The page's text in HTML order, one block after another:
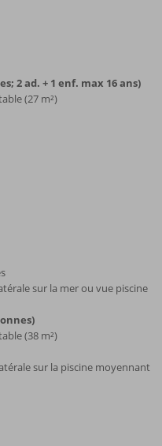
2 ad. + 1 enf. max 16 ans)
(27 m²)
sur la mer ou vue piscine
(38 m²)
sur la piscine moyennant